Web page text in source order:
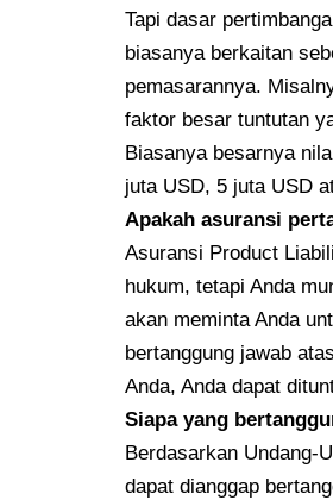
Tapi dasar
biasanya berkaitan
pemasarannya.
faktor besar tuntutan
Biasanya besarnya
juta USD, 5 juta USD
Apakah asuransi
Asuransi Product
hukum, tetapi Anda
akan meminta Anda
bertanggung jawab
Anda, Anda dapat
Siapa yang
Berdasarkan Undang-
dapat dianggap